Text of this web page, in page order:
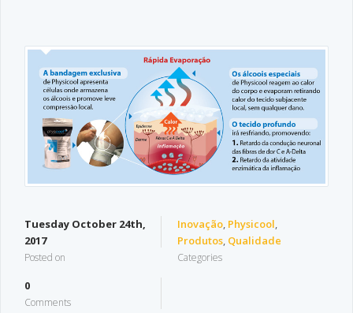
Tuesday October 24th,
2017
Posted on
Inovação, Physicool
Produtos, Qualidade
Categories
0
Comments